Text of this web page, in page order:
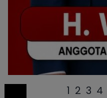
1 2 3 4